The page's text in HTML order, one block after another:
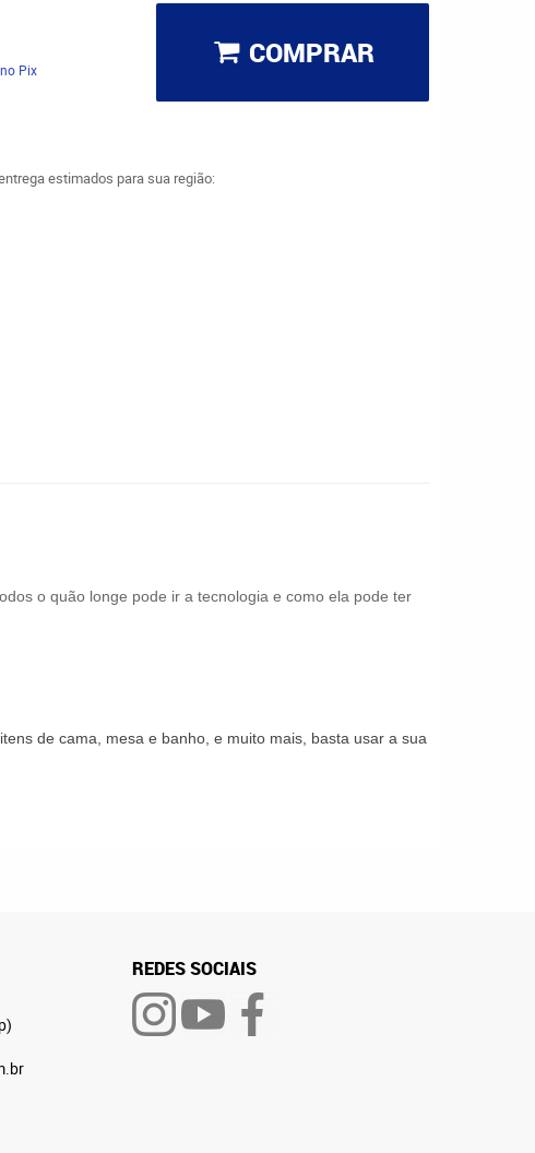
no Pix COMPRAR
estimados para sua região:
o quão longe pode ir a tecnologia e como ela pode ter
de cama, mesa e banho, e muito mais, basta usar a sua
REDES SOCIAIS